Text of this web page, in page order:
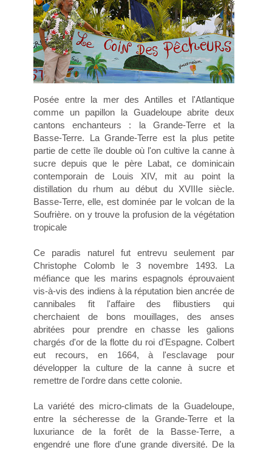
Posée entre la mer des Antilles et l'Atlantique
comme un papillon la Guadeloupe abrite deux
cantons enchanteurs : la Grande-Terre et la
Basse-Terre. La Grande-Terre est la plus petite
partie de cette île double où l'on cultive la canne à
sucre depuis que le père Labat, ce dominicain
contemporain de Louis XIV, mit au point la
distillation du rhum au début du XVIIIe siècle.
Basse-Terre, elle, est dominée par le volcan de la
Soufrière. on y trouve la profusion de la végétation
tropicale
Ce paradis naturel fut entrevu seulement par
Christophe Colomb le 3 novembre 1493. La
méfiance que les marins espagnols éprouvaient
vis-à-vis des indiens à la réputation bien ancrée de
cannibales fit l'affaire des flibustiers qui
cherchaient de bons mouillages, des anses
abritées pour prendre en chasse les galions
chargés d'or de la flotte du roi d'Espagne. Colbert
eut recours, en 1664, à l'esclavage pour
développer la culture de la canne à sucre et
remettre de l'ordre dans cette colonie.
La variété des micro-climats de la Guadeloupe,
entre la sécheresse de la Grande-Terre et la
luxuriance de la forêt de la Basse-Terre, a
engendré une flore d'une grande diversité. De la